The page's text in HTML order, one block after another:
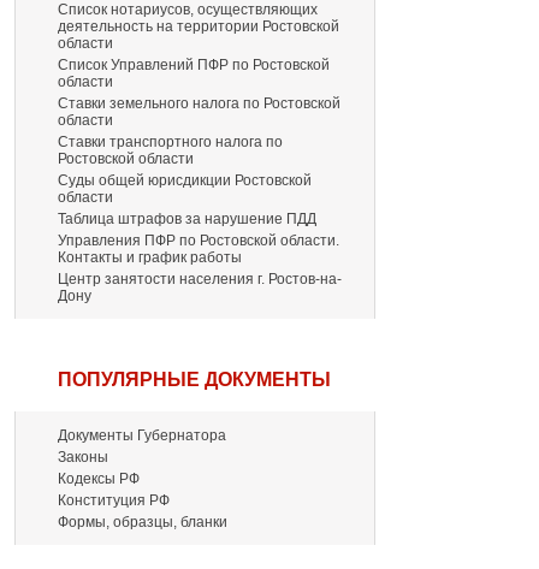
Список нотариусов, осуществляющих
деятельность на территории Ростовской
области
Список Управлений ПФР по Ростовской
области
Ставки земельного налога по Ростовской
области
Ставки транспортного налога по
Ростовской области
Суды общей юрисдикции Ростовской
области
Таблица штрафов за нарушение ПДД
Управления ПФР по Ростовской области.
Контакты и график работы
Центр занятости населения г. Ростов-на-
Дону
ПОПУЛЯРНЫЕ ДОКУМЕНТЫ
Документы Губернатора
Законы
Кодексы РФ
Конституция РФ
Формы, образцы, бланки